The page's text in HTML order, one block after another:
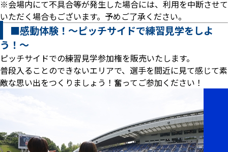
※会場内にて不具合等が発生した場合には、利用を中断させて
いただく場合もございます。予めご了承ください。
■感動体験！～ピッチサイドで練習見学をしよ
う！～
ピッチサイドでの練習見学参加権を販売いたします。
普段入ることのできないエリアで、選手を間近に見て感じて素
敵な思い出をつくりましょう！奮ってご参加ください！